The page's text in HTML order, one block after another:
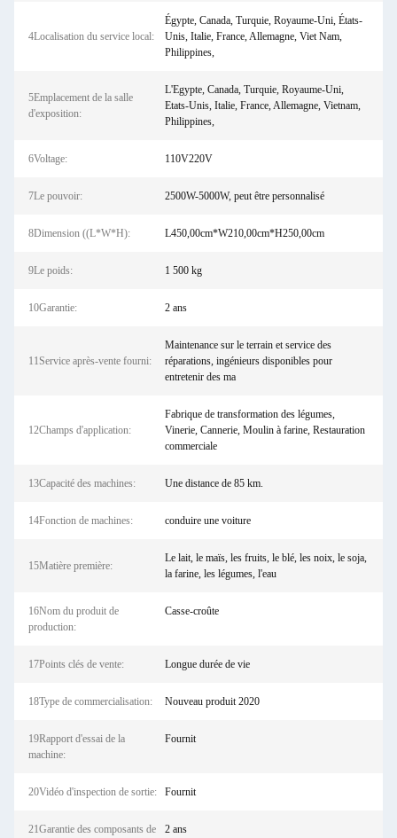
4Localisation du service local:
Égypte, Canada, Turquie, Royaume-Uni, États-
Unis, Italie, France, Allemagne, Viet Nam,
Philippines,
5Emplacement de la salle
d'exposition:
L'Egypte, Canada, Turquie, Royaume-Uni,
Etats-Unis, Italie, France, Allemagne, Vietnam,
Philippines,
6Voltage: 110V220V
7Le pouvoir: 2500W-5000W, peut être personnalisé
8Dimension ((L*W*H): L450,00cm*W210,00cm*H250,00cm
9Le poids: 1 500 kg
10Garantie: 2 ans
11Service après-vente fourni:
Maintenance sur le terrain et service des
réparations, ingénieurs disponibles pour
entretenir des ma
12Champs d'application:
Fabrique de transformation des légumes,
Vinerie, Cannerie, Moulin à farine, Restauration
commerciale
13Capacité des machines: Une distance de 85 km.
14Fonction de machines: conduire une voiture
15Matière première:
Le lait, le maïs, les fruits, le blé, les noix, le soja,
la farine, les légumes, l'eau
16Nom du produit de
production:
Casse-croûte
17Points clés de vente: Longue durée de vie
18Type de commercialisation: Nouveau produit 2020
19Rapport d'essai de la
machine:
Fournit
20Vidéo d'inspection de sortie: Fournit
21Garantie des composants de
2 ans